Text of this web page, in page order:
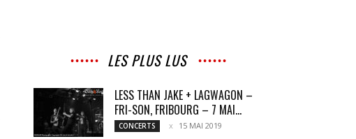
LES PLUS LUS
LESS THAN JAKE + LAGWAGON –
FRI-SON, FRIBOURG – 7 MAI...
CONCERTS 15 MAI 2019